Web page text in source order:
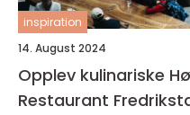
inspiration
14. August 2024
Opplev kulinariske
Restaurant